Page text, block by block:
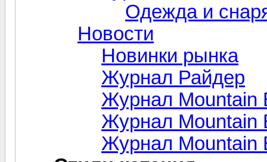
Одежда и
Новости
Новинки рынка
Журнал Райдер
Журнал Mountain
Журнал Mountain
Журнал Mountain